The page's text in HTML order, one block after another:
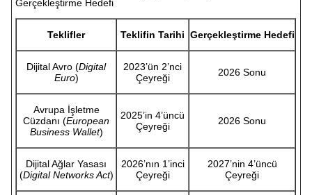
Gerçekleştirme Hedefi
Teklifler Teklifin Tarihi Gerçekleştirme Hedefi
Dijital Avro (Digital
Euro)
2023’ün 2’nci
Çeyreği
2026 Sonu
Avrupa İşletme
Cüzdanı (European
Business Wallet)
2025’in 4’üncü
Çeyreği
2026 Sonu
Dijital Ağlar Yasası
(Digital Networks Act)
2026’nın 1’inci
Çeyreği
2027’nin 4’üncü
Çeyreği